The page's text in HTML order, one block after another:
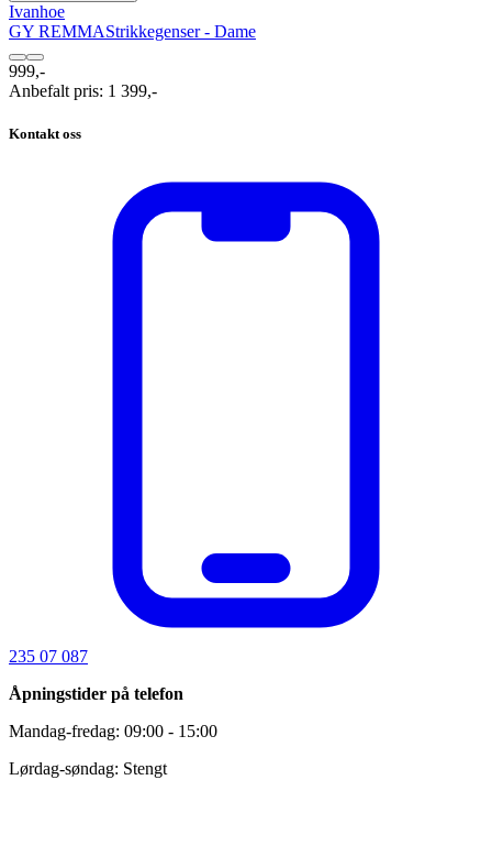
Ivanhoe
GY REMMAStrikkegenser - Dame
999,-
Anbefalt pris: 1 399,-
Kontakt oss
235 07 087
Åpningstider på telefon
Mandag-fredag: 09:00 - 15:00
Lørdag-søndag: Stengt